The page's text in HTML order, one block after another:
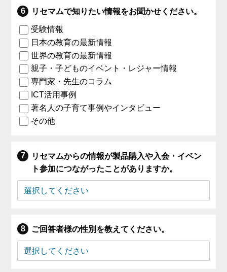
リセマムで知りたい情報をお聞かせください。
受験情報
日本の教育の最新情報
世界の教育の最新情報
親子・子どものイベント・レジャー情報
専門家・先生のコラム
ICT活用事例
著名人の子育て事例やインタビュー
その他
リセマムからの情報が製品購入や入会・イベン
ト参加につながったことがありますか。
ご回答者様の性別を教えてください。